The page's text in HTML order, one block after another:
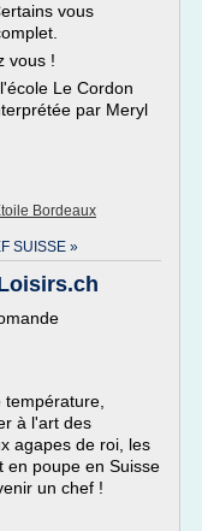
vous
vous !
Le Cordon
par Meryl
Bordeaux
SUISSE »
à l'art des
agapes de roi, les
en poupe en Suisse
un chef !